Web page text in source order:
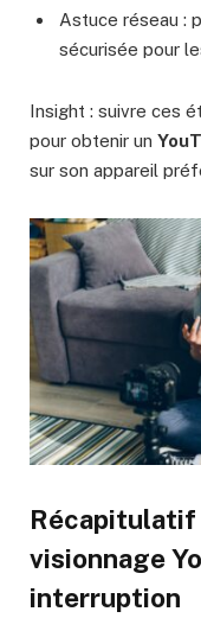
Astuce réseau :
sécurisée pour
Insight : suivre ces
pour obtenir un
sur son appareil
Récapitulatif
visionnage
interruption